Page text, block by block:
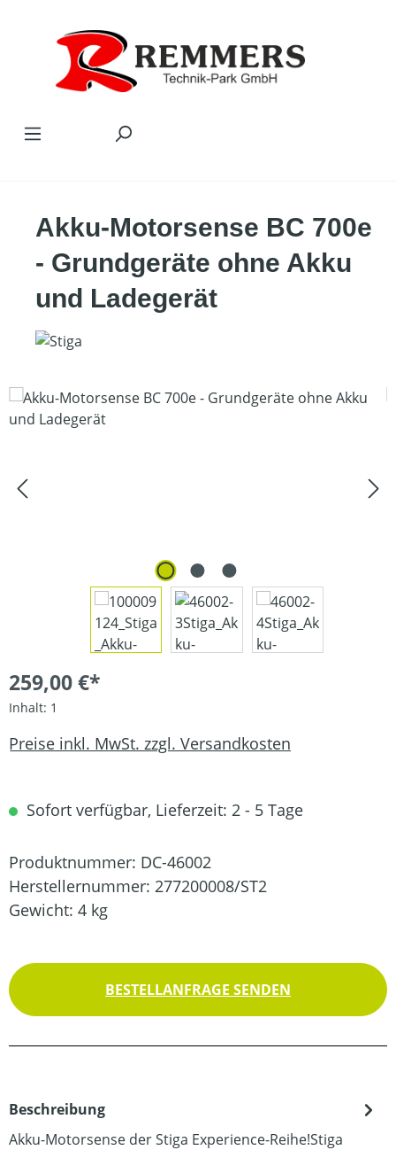
Akku-Motorsense BC 700e
- Grundgeräte ohne Akku
und Ladegerät
Bildergalerie überspringen
259,00 €*
Inhalt: 1
Preise inkl. MwSt. zzgl. Versandkosten
Sofort verfügbar, Lieferzeit: 2 - 5 Tage
Produktnummer: DC-46002
Herstellernummer: 277200008/ST2
Gewicht: 4 kg
BESTELLANFRAGE SENDEN
Beschreibung
Akku-Motorsense der Stiga Experience-Reihe!Stiga